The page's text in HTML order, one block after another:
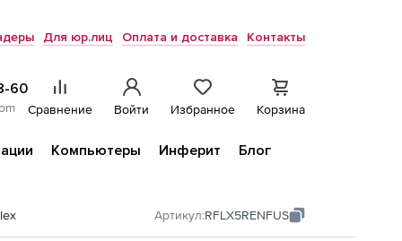
Для юр.лиц Оплата и доставка Контакты
60
Сравнение Войти Избранное Корзина
Компьютеры Инферит
Блог
Артикул:RFLX5RENFUS